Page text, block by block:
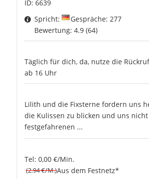
ID: 6639
Spricht:
Gespräche: 277
Bewertung: 4.9 (64)
Täglich für dich, da, nutze die
ab 16 Uhr
Lilith und die Fixsterne fordern uns
die Kulissen zu blicken und uns nicht
festgefahrenen ...
Tel: 0,00 €/Min.
(2.94 €/M.)Aus dem Festnetz*